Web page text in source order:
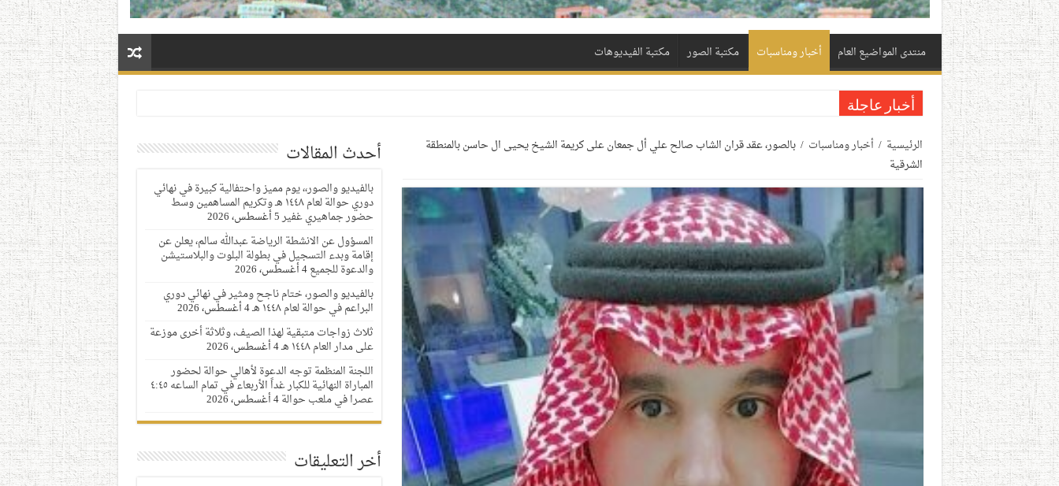
منتدى المواضيع العام أخبار ومناسبات مكتبة الصور مكتبة الفيديوهات
أخبار عاجلة
الرئيسية / أخبار ومناسبات / بالصور، عقد قران الشاب صالح علي أل جمعان على كريمة الشيخ يحيى ال حاسن بالمنطقة
الشرقية
أحدث المقالات
بالفيديو والصور،، يوم مميز واحتفالية كبيرة في نهائي
دوري حوالة لعام ١٤٤٨ هـ وتكريم المساهمين وسط
حضور جماهيري غفير5 أغسطس، 2026
المسؤول عن الانشطة الرياضة عبدالله سالم، يعلن عن
إقامة وبدء التسجيل في بطولة البلوت والبلاستيشن
والدعوة للجميع4 أغسطس، 2026
بالفيديو والصور، ختام ناجح ومثير في نهائي دوري
البراعم في حوالة لعام ١٤٤٨ هـ
4 أغسطس، 2026
ثلاث زواجات متبقية لهذا الصيف، وثلاثة أخرى موزعة
على مدار العام ١٤٤٨ هـ
4 أغسطس، 2026
اللجنة المنظمة توجه الدعوة لأهالي حوالة لحضور
المباراة النهائية للكبار غداً الأربعاء في تمام الساعه ٤:٤٥
عصرا في ملعب حوالة4 أغسطس، 2026
أخر التعليقات